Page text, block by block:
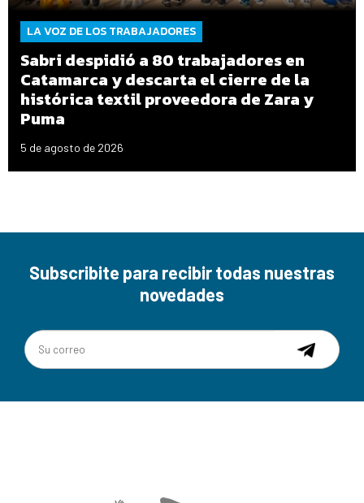
LA VOZ DE LOS TRABAJADORES
Sabri despidió a 80 trabajadores en
Catamarca y descarta el cierre de la
histórica textil proveedora de Zara y
Puma
5 de agosto de 2026
Subscribite para recibir todas nuestras
novedades